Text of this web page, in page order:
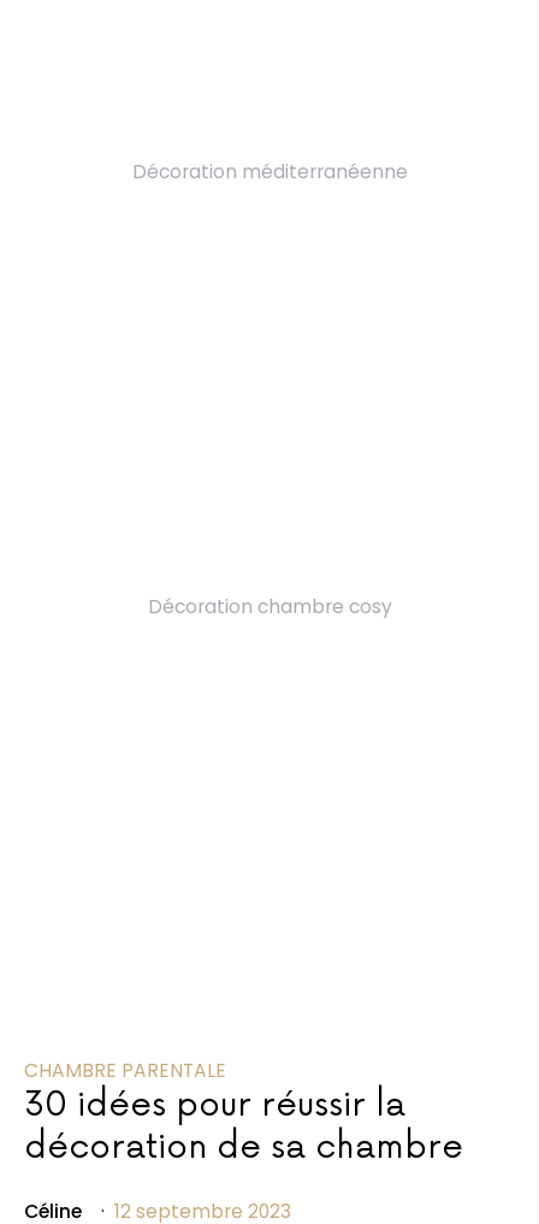
Décoration méditerranéenne
Décoration chambre cosy
CHAMBRE PARENTALE
30 idées pour réussir la
décoration de sa chambre
Céline
12 septembre 2023